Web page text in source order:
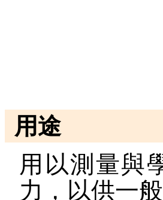
用途
用以測量與
力，以供一